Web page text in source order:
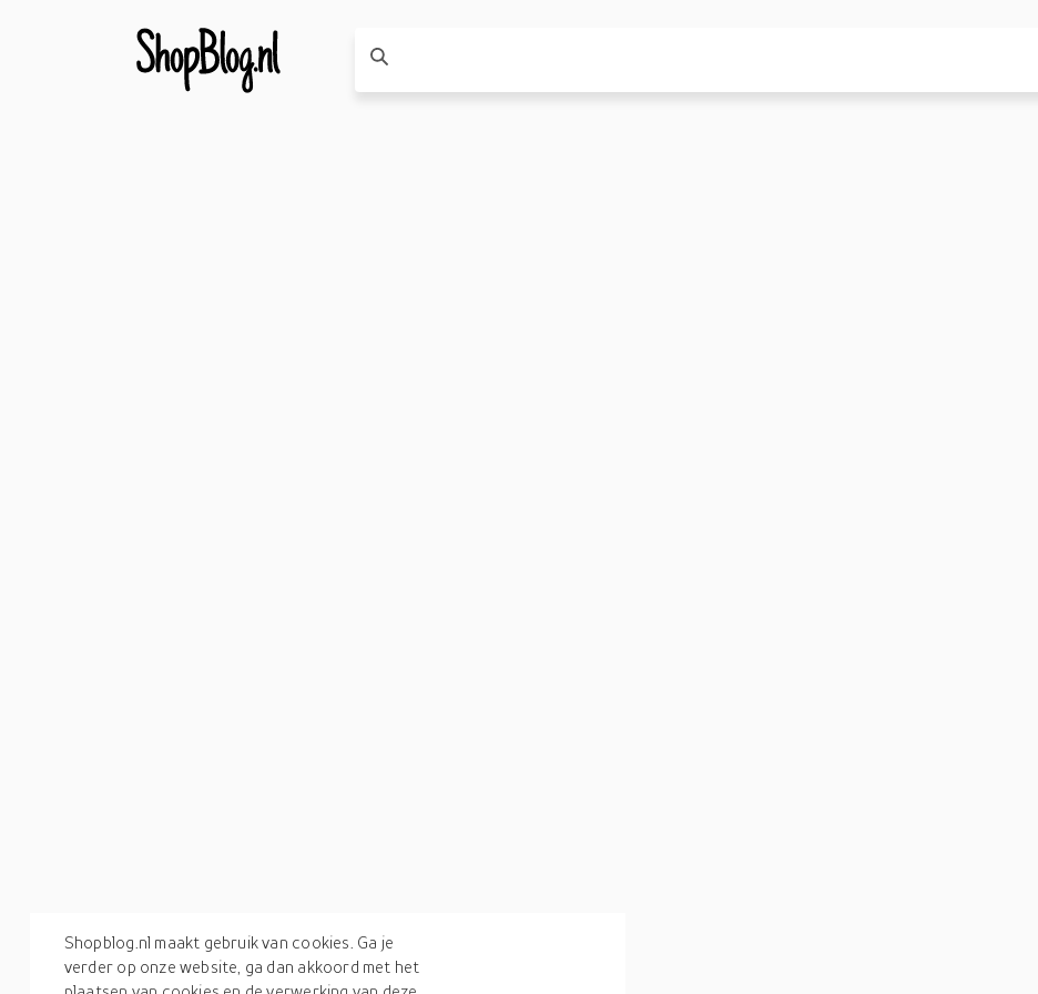
Shopblog.nl maakt gebruik van cookies. Ga je
verder op onze website, ga dan akkoord met het